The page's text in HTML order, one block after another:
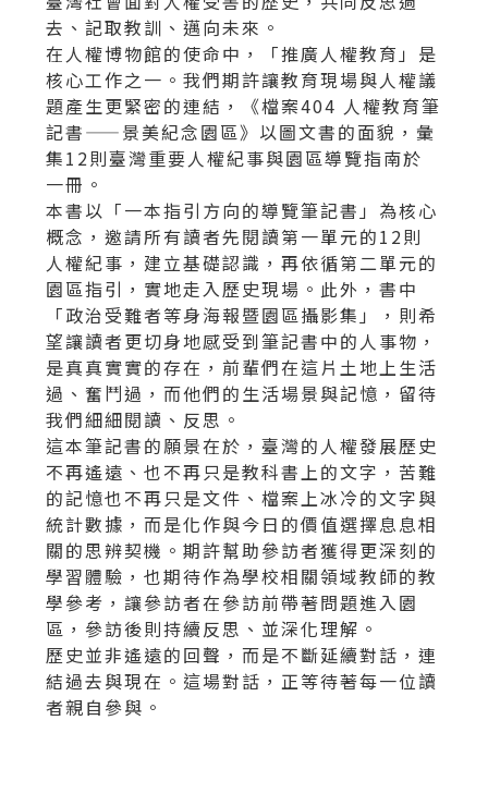
去、記取教訓、邁向未來。
在人權博物館的使命中，「推廣人權教育」是
核心工作之一。我們期許讓教育現場與人權議
題產生更緊密的連結，《檔案404 人權教育筆
記書——景美紀念園區》以圖文書的面貌，彙
集12則臺灣重要人權紀事與園區導覽指南於
一冊。
本書以「一本指引方向的導覽筆記書」為核心
概念，邀請所有讀者先閱讀第一單元的12則
人權紀事，建立基礎認識，再依循第二單元的
園區指引，實地走入歷史現場。此外，書中
「政治受難者等身海報暨園區攝影集」，則希
望讓讀者更切身地感受到筆記書中的人事物，
是真真實實的存在，前輩們在這片土地上生活
過、奮鬥過，而他們的生活場景與記憶，留待
我們細細閱讀、反思。
這本筆記書的願景在於，臺灣的人權發展歷史
不再遙遠、也不再只是教科書上的文字，苦難
的記憶也不再只是文件、檔案上冰冷的文字與
統計數據，而是化作與今日的價值選擇息息相
關的思辨契機。期許幫助參訪者獲得更深刻的
學習體驗，也期待作為學校相關領域教師的教
學參考，讓參訪者在參訪前帶著問題進入園
區，參訪後則持續反思、並深化理解。
歷史並非遙遠的回聲，而是不斷延續對話，連
結過去與現在。這場對話，正等待著每一位讀
者親自參與。